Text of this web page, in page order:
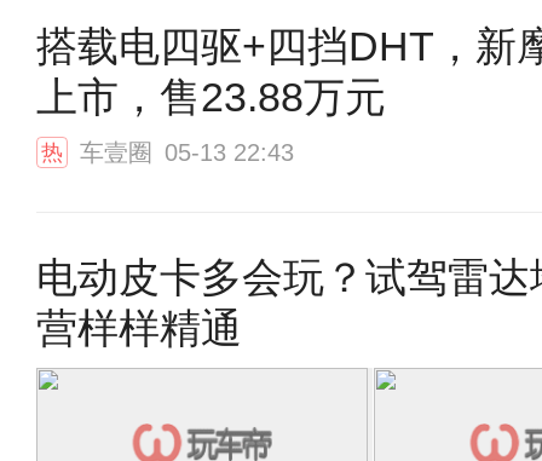
搭载电四驱+四挡DHT，新
上市，售23.88万元
热 车壹圈 05-13 22:43
电动皮卡多会玩？试驾雷
营样样精通